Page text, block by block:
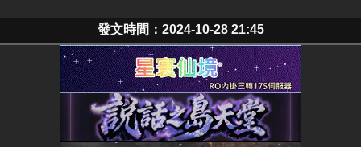
發文時間：2024-10-28 21:45